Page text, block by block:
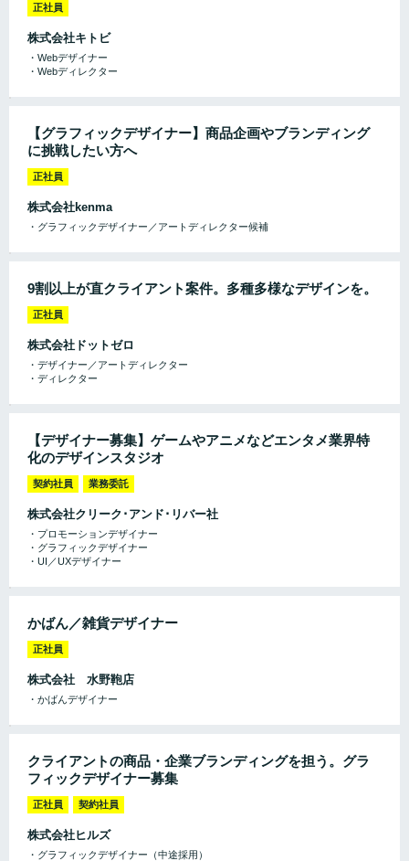
正社員
株式会社キトビ
・Webデザイナー
・Webディレクター
【グラフィックデザイナー】商品企画やブランディング
に挑戦したい方へ
正社員
株式会社kenma
・グラフィックデザイナー／アートディレクター候補
9割以上が直クライアント案件。多種多様なデザインを。
正社員
株式会社ドットゼロ
・デザイナー／アートディレクター
・ディレクター
【デザイナー募集】ゲームやアニメなどエンタメ業界特
化のデザインスタジオ
契約社員 業務委託
株式会社クリーク･アンド･リバー社
・プロモーションデザイナー
・グラフィックデザイナー
・UI／UXデザイナー
かばん／雑貨デザイナー
正社員
株式会社 水野鞄店
・かばんデザイナー
クライアントの商品・企業ブランディングを担う。グラ
フィックデザイナー募集
正社員 契約社員
株式会社ヒルズ
・グラフィックデザイナー（中途採用）